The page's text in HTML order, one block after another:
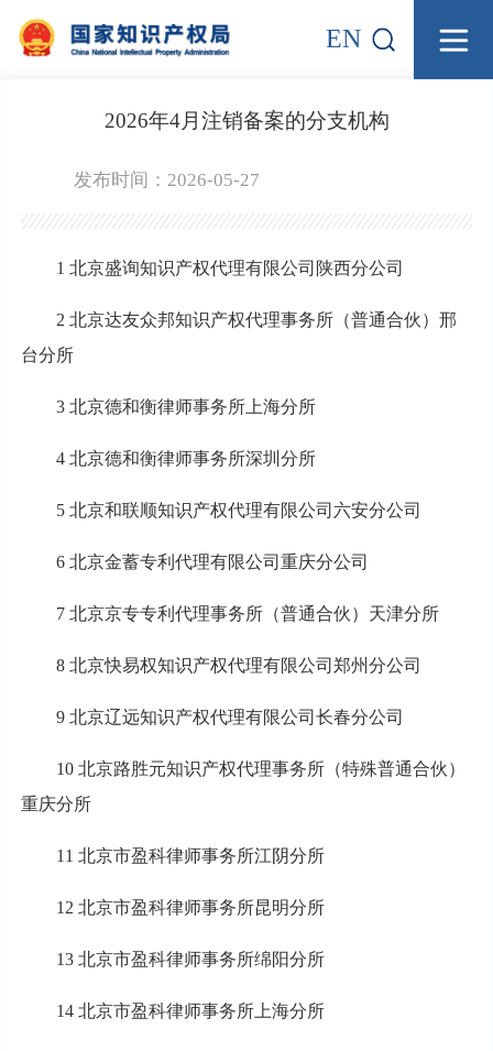
EN
2026年4月注销备案的分支机构
发布时间：2026-05-27
1 北京盛询知识产权代理有限公司陕西分公司
2 北京达友众邦知识产权代理事务所（普通合伙）邢
台分所
3 北京德和衡律师事务所上海分所
4 北京德和衡律师事务所深圳分所
5 北京和联顺知识产权代理有限公司六安分公司
6 北京金蓄专利代理有限公司重庆分公司
7 北京京专专利代理事务所（普通合伙）天津分所
8 北京快易权知识产权代理有限公司郑州分公司
9 北京辽远知识产权代理有限公司长春分公司
10 北京路胜元知识产权代理事务所（特殊普通合伙）
重庆分所
11 北京市盈科律师事务所江阴分所
12 北京市盈科律师事务所昆明分所
13 北京市盈科律师事务所绵阳分所
14 北京市盈科律师事务所上海分所